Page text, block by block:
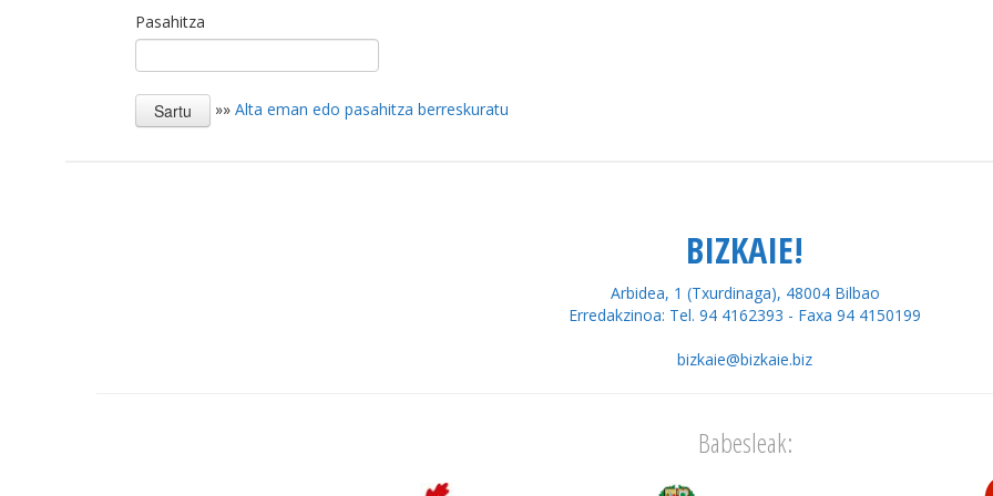
Pasahitza
»» Alta eman edo pasahitza berreskuratu
BIZKAIE!
Arbidea, 1 (Txurdinaga), 48004 Bilbao
Erredakzinoa: Tel. 94 4162393 - Faxa 94 4150199
bizkaie@bizkaie.biz
Babesleak: